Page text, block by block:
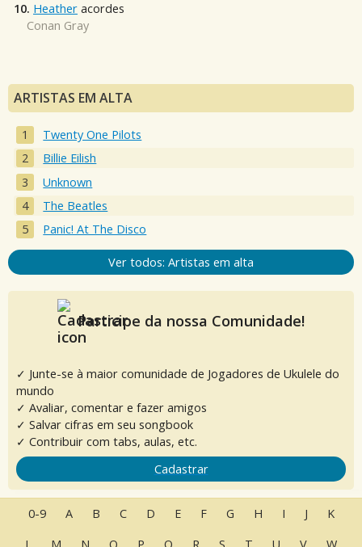
10. Heather acordes
Conan Gray
ARTISTAS EM ALTA
Twenty One Pilots
Billie Eilish
Unknown
The Beatles
Panic! At The Disco
Ver todos: Artistas em alta
Participe da nossa Comunidade!
✓ Junte-se à maior comunidade de Jogadores de Ukulele do
mundo
✓ Avaliar, comentar e fazer amigos
✓ Salvar cifras em seu songbook
✓ Contribuir com tabs, aulas, etc.
Cadastrar
0-9 A B C D E F G H I J
K